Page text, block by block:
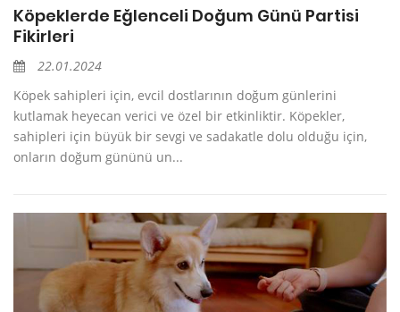
Köpeklerde Eğlenceli Doğum Günü Partisi
Fikirleri
22.01.2024
Köpek sahipleri için, evcil dostlarının doğum günlerini
kutlamak heyecan verici ve özel bir etkinliktir. Köpekler,
sahipleri için büyük bir sevgi ve sadakatle dolu olduğu için,
onların doğum gününü un...